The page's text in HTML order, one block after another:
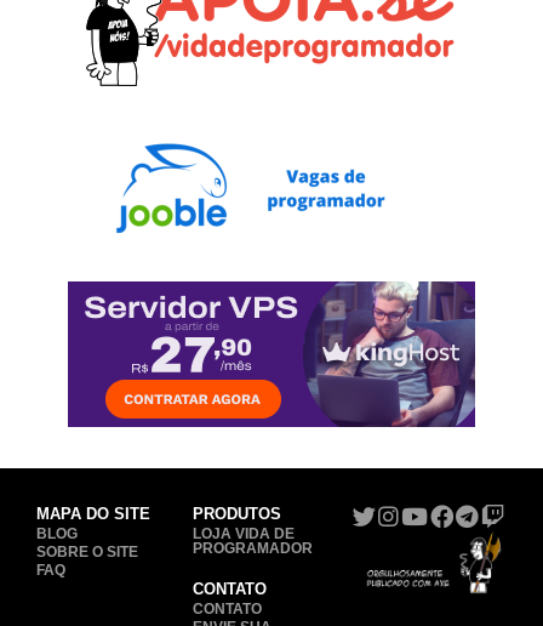
MAPA DO SITE
BLOG
SOBRE O SITE
FAQ
PRODUTOS
LOJA VIDA DE
PROGRAMADOR
CONTATO
CONTATO